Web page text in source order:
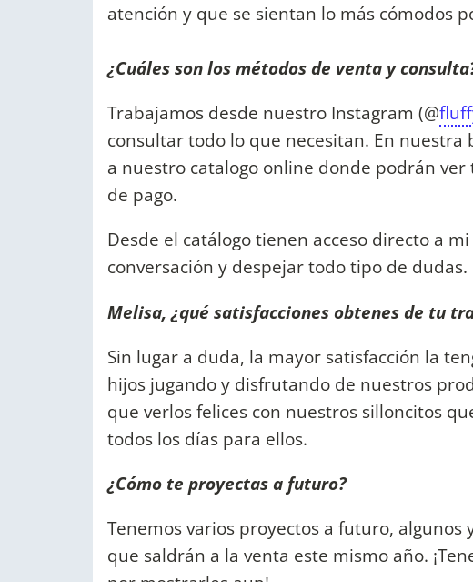
atención y que se sientan lo más cómodos
¿Cuáles son los métodos de venta y
Trabajamos desde nuestro Instagram (@
consultar todo lo que necesitan. En
a nuestro catalogo online donde podrán
de pago.
Desde el catálogo tienen acceso directo a
conversación y despejar todo tipo de dudas.
Melisa, ¿qué satisfacciones obtenes de tu
Sin lugar a duda, la mayor satisfacción la
hijos jugando y disfrutando de nuestros
que verlos felices con nuestros silloncitos
todos los días para ellos.
¿Cómo te proyectas a futuro?
Tenemos varios proyectos a futuro,
que saldrán a la venta este mismo año.